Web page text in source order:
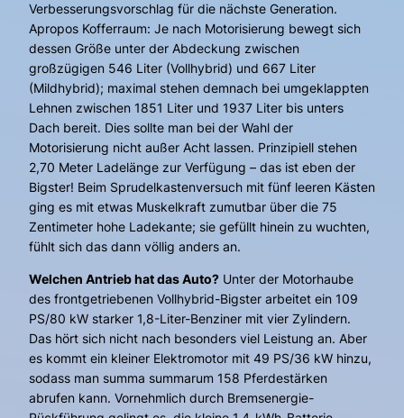
Verbesserungsvorschlag für die nächste Generation.
Apropos Kofferraum: Je nach Motorisierung bewegt sich
dessen Größe unter der Abdeckung zwischen
großzügigen 546 Liter (Vollhybrid) und 667 Liter
(Mildhybrid); maximal stehen demnach bei umgeklappten
Lehnen zwischen 1851 Liter und 1937 Liter bis unters
Dach bereit. Dies sollte man bei der Wahl der
Motorisierung nicht außer Acht lassen. Prinzipiell stehen
2,70 Meter Ladelänge zur Verfügung – das ist eben der
Bigster! Beim Sprudelkastenversuch mit fünf leeren Kästen
ging es mit etwas Muskelkraft zumutbar über die 75
Zentimeter hohe Ladekante; sie gefüllt hinein zu wuchten,
fühlt sich das dann völlig anders an.
Welchen Antrieb hat das Auto? Unter der Motorhaube
des frontgetriebenen Vollhybrid-Bigster arbeitet ein 109
PS/80 kW starker 1,8-Liter-Benziner mit vier Zylindern.
Das hört sich nicht nach besonders viel Leistung an. Aber
es kommt ein kleiner Elektromotor mit 49 PS/36 kW hinzu,
sodass man summa summarum 158 Pferdestärken
abrufen kann. Vornehmlich durch Bremsenergie-